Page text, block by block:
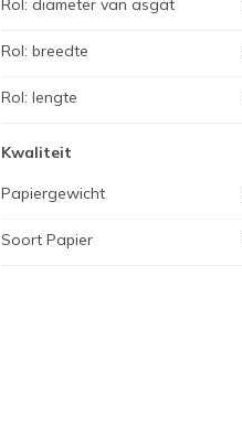
Rol: diameter van asgat
Rol: breedte
Rol: lengte
Kwaliteit
Papiergewicht
Soort Papier